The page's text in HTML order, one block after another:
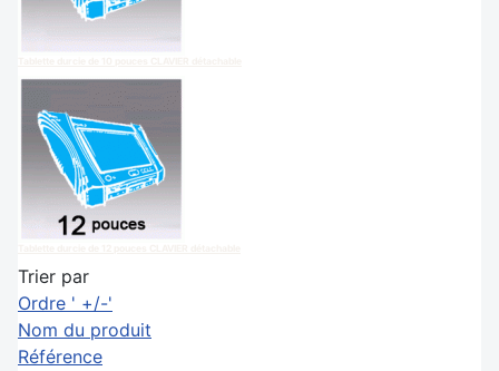
Trier par
Ordre ' +/-'
Nom du produit
Référence